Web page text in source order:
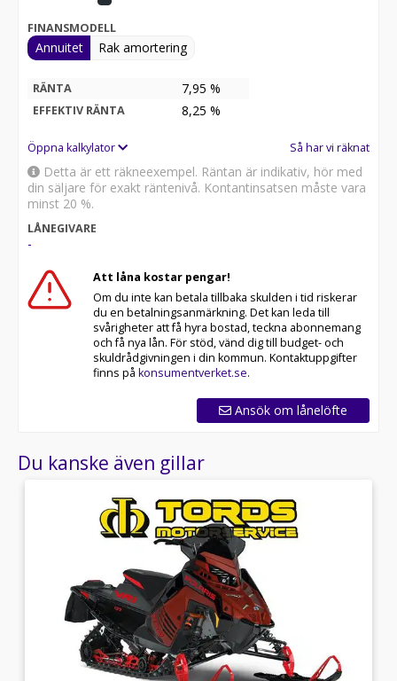
FINANSMODELL
Annuitet Rak amortering
RÄNTA 7,95 %
EFFEKTIV RÄNTA 8,25 %
Öppna kalkylator Så har vi räknat
Detta är ett räkneexempel. Räntan är indikativ, hör med
din säljare för exakt räntenivå. Kontantinsatsen måste vara
minst 20 %.
LÅNEGIVARE
-
Att låna kostar pengar!
Om du inte kan betala tillbaka skulden i tid riskerar
du en betalningsanmärkning. Det kan leda till
svårigheter att få hyra bostad, teckna abonnemang
och få nya lån. För stöd, vänd dig till budget- och
skuldrådgivningen i din kommun. Kontaktuppgifter
finns på konsumentverket.se.
Ansök om lånelöfte
Du kanske även gillar